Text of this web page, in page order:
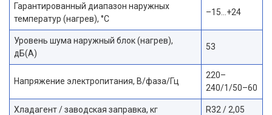
Гарантированный диапазон наружных
температур (нагрев), °С
–15…+24
Уровень шума наружный блок (нагрев),
дБ(А)
53
Напряжение электропитания, В/фаза/Гц
220–
240/1/50–60
Хладагент / заводская заправка, кг R32 / 2,05